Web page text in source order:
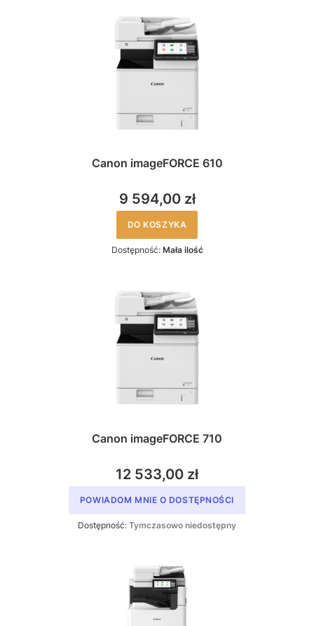
Canon imageFORCE 610
9 594,00 zł
DO KOSZYKA
Dostępność: Mała ilość
Canon imageFORCE 710
12 533,00 zł
POWIADOM MNIE O DOSTĘPNOŚCI
Dostępność: Tymczasowo niedostępny